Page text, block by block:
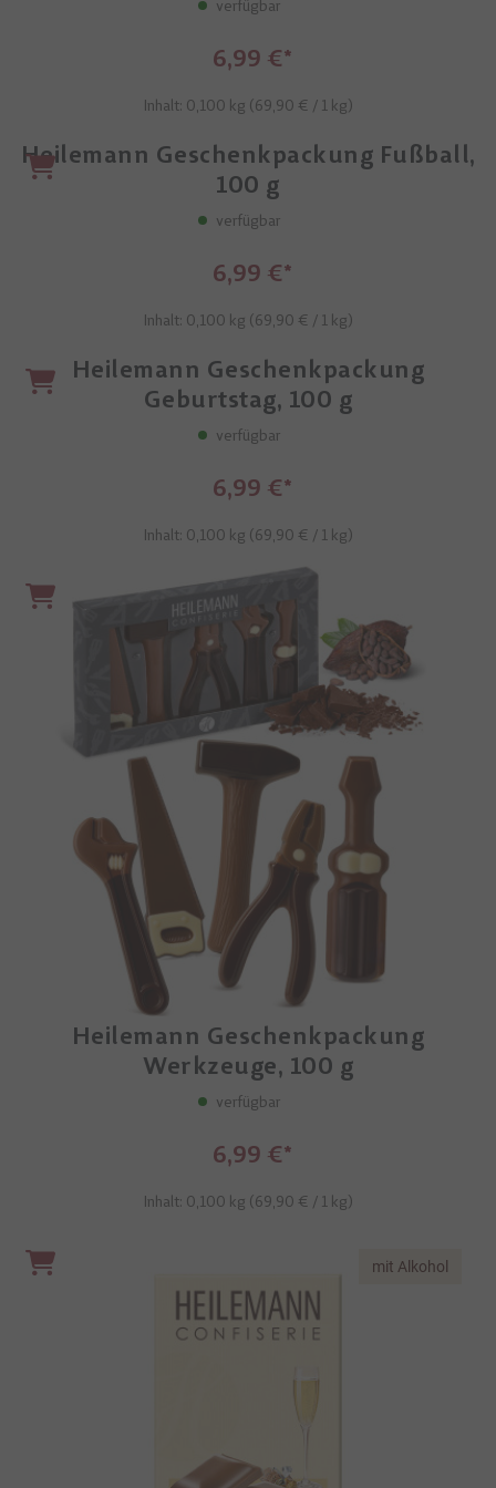
verfügbar
6,99 €
Inhalt: 0,100 kg (69,90 € / 1 kg)
Heilemann Geschenkpackung Fußball,
100 g
verfügbar
6,99 €
Inhalt: 0,100 kg (69,90 € / 1 kg)
Heilemann Geschenkpackung
Geburtstag, 100 g
verfügbar
6,99 €
Inhalt: 0,100 kg (69,90 € / 1 kg)
Heilemann Geschenkpackung
Werkzeuge, 100 g
verfügbar
6,99 €
Inhalt: 0,100 kg (69,90 € / 1 kg)
mit Alkohol